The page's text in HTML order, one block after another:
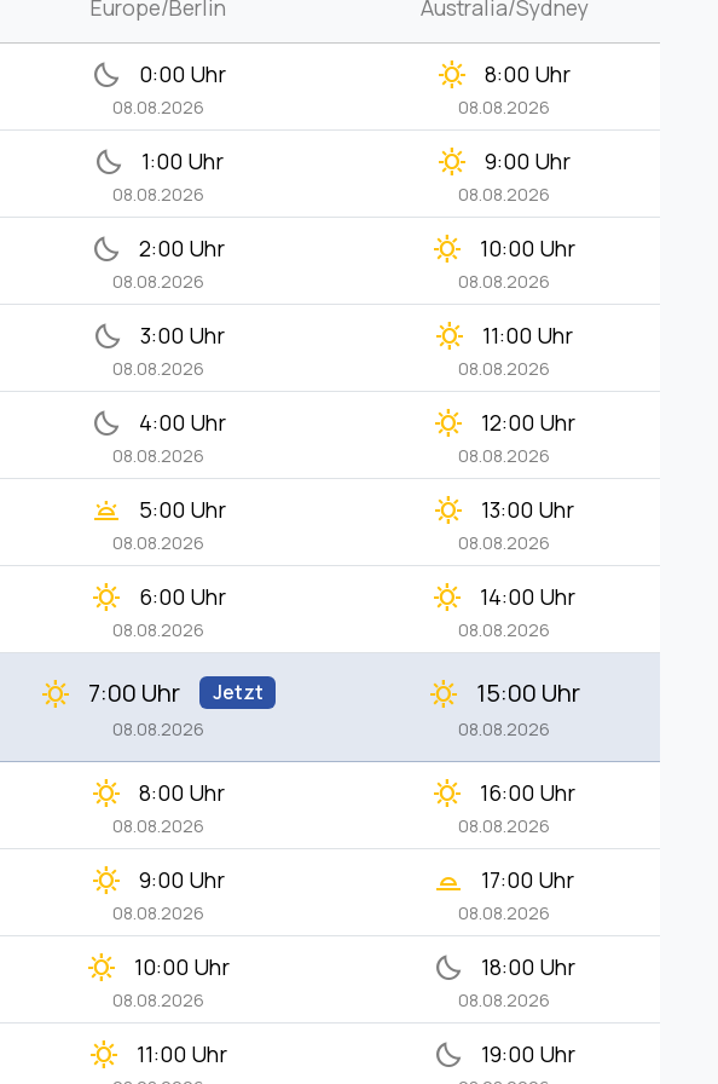
Europe/Berlin Australia/Sydney
bedtime 0:00 Uhr
08.08.2026
clear_day 8:00 Uhr
08.08.2026
bedtime 1:00 Uhr
08.08.2026
clear_day 9:00 Uhr
08.08.2026
bedtime 2:00 Uhr
08.08.2026
clear_day 10:00 Uhr
08.08.2026
bedtime 3:00 Uhr
08.08.2026
clear_day 11:00 Uhr
08.08.2026
bedtime 4:00 Uhr
08.08.2026
clear_day 12:00 Uhr
08.08.2026
wb_twilight 5:00 Uhr
08.08.2026
clear_day 13:00 Uhr
08.08.2026
clear_day 6:00 Uhr
08.08.2026
clear_day 14:00 Uhr
08.08.2026
clear_day 7:00 Uhr Jetzt
08.08.2026
clear_day 15:00 Uhr
08.08.2026
clear_day 8:00 Uhr
08.08.2026
clear_day 16:00 Uhr
08.08.2026
clear_day 9:00 Uhr
08.08.2026
wb_twilight_2 17:00 Uhr
08.08.2026
clear_day 10:00 Uhr
08.08.2026
bedtime 18:00 Uhr
08.08.2026
clear_day 11:00 Uhr bedtime 19:00 Uhr